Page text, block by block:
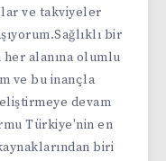
ve takviyeler
bir
her alanına olumlu
ve bu inançla
devam
Türkiye'nin en
biri